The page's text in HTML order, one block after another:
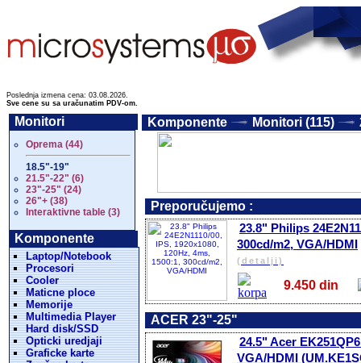
Poslednja izmena cena: 03.08.2026.
Sve cene su sa uračunatim PDV-om.
Monitori
Oprema (44)
18.5"-19"
21.5"-22" (6)
23"-25" (24)
26"+ (38)
Interaktivne table (3)
Komponente
Laptop/Notebook
Procesori
Cooler
Maticne ploce
Memorije
Multimedia Player
Hard disk/SSD
Opticki uredjaji
Graficke karte
Komponente Monitori (115)
Preporučujemo :
23.8" Philips
300cd/m2, VGA/HDMI
(detalji)
9.450 din
ACER 23"-25"
24.5" Acer
VGA/HDMI